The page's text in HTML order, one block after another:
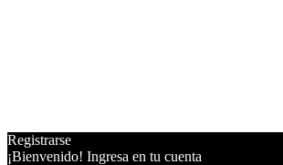
Registrarse
¡Bienvenido! Ingresa en tu cuenta